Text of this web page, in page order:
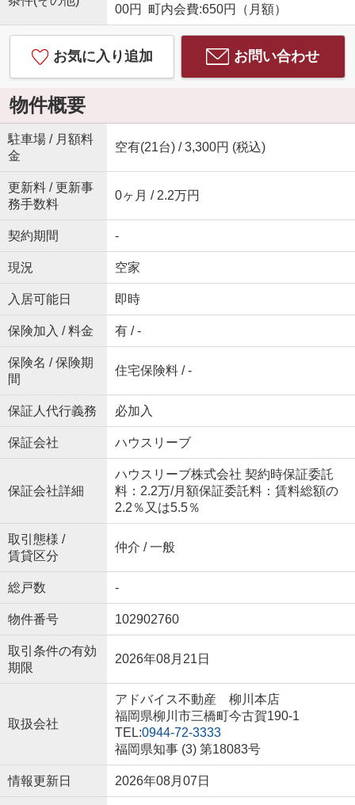
00円 町内会費:650円（月額）
お気に入り追加 お問い合わせ
物件概要
駐車場 / 月額料
金
空有(21台) / 3,300円 (税込)
更新料 / 更新事
務手数料
0ヶ月 / 2.2万円
契約期間 -
現況 空家
入居可能日 即時
保険加入 / 料金 有 / -
保険名 / 保険期
間
住宅保険料 / -
保証人代行義務 必加入
保証会社 ハウスリーブ
保証会社詳細
ハウスリーブ株式会社 契約時保証委託
料：2.2万/月額保証委託料：賃料総額の
2.2％又は5.5％
取引態様 /
賃貸区分
仲介 / 一般
総戸数 -
物件番号 102902760
取引条件の有効
期限
2026年08月21日
取扱会社
アドバイス不動産 柳川本店
福岡県柳川市三橋町今古賀190-1
TEL:0944-72-3333
福岡県知事 (3) 第18083号
情報更新日 2026年08月07日